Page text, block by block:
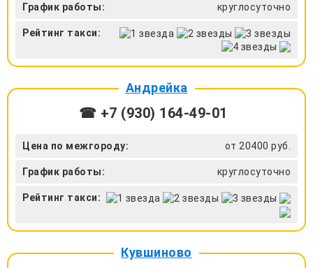
График работы: круглосуточно
Рейтинг такси:
Андрейка
☎ +7 (930) 164-49-01
Цена по межгороду: от 20400 руб.
График работы: круглосуточно
Рейтинг такси:
Кувшиново